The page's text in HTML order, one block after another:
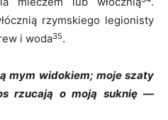
rzymskiego legionisty
i woda35.
mym widokiem; moje szaty
rzucają o moją suknię—